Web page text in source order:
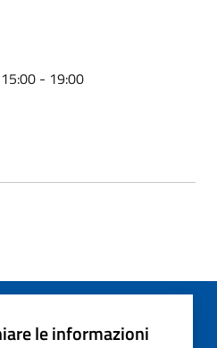
- 19:00
le informazioni